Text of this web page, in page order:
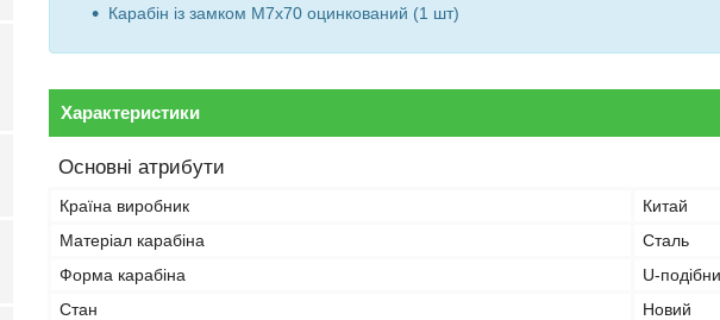
Карабін із замком М7х70 оцинкований (1 шт)
Характеристики
Основні атрибути
Країна виробник
Китай
Матеріал карабіна
Сталь
Форма карабіна
U-
Стан
Новий